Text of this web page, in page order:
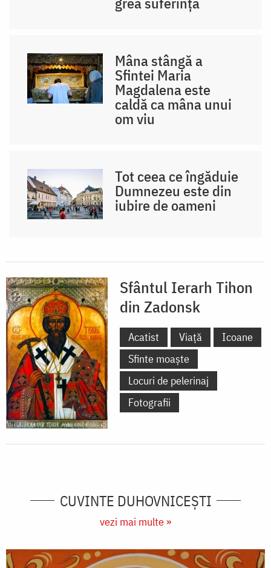
Mâna stângă a
Sfintei Maria
Magdalena este
caldă ca mâna unui
om viu
Tot ceea ce îngăduie
Dumnezeu este din
iubire de oameni
Sfântul Ierarh Tihon
din Zadonsk
Acatist Viață
Icoane
Sfinte moaște
Locuri de pelerinaj
Fotografii
CUVINTE DUHOVNICEȘTI
vezi mai multe »